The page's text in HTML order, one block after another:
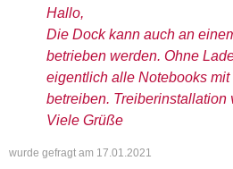
Hallo,
Die Dock kann auch an
betrieben werden. Ohne
eigentlich alle Notebooks
betreiben. Treiberinstallation
Viele Grüße
wurde gefragt am 17.01.2021